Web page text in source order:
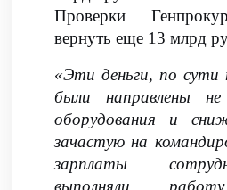
Проверки
вернуть еще 13 млрд
«Эти деньги, по
были направлены
оборудования и
зачастую на
зарплаты
выполняли